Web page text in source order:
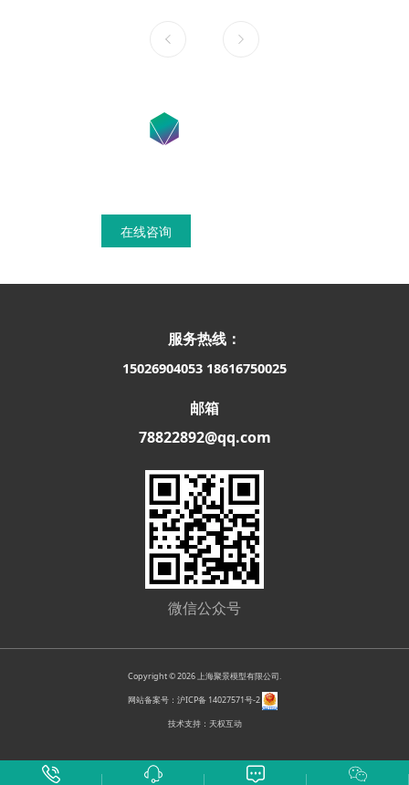
在线咨询
服务热线：
15026904053 18616750025
邮箱
78822892@qq.com
微信公众号
Copyright © 2026 上海聚景模型有限公司.
网站备案号：沪ICP备 14027571号-2
技术支持：天权互动